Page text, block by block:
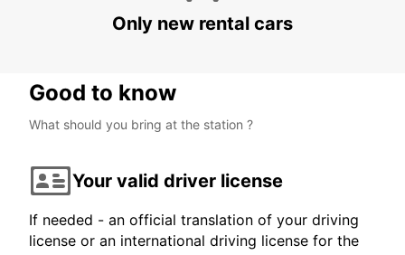
Only new rental cars
Good to know
What should you bring at the station ?
Your valid driver license
If needed - an official translation of your driving
license or an international driving license for the